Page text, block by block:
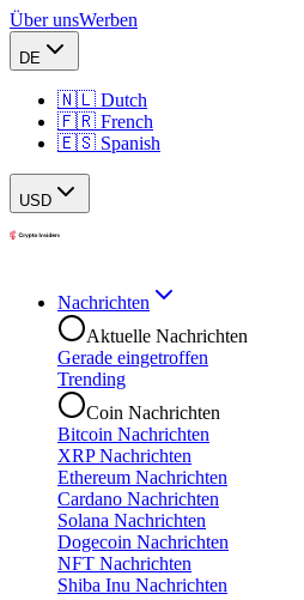
Über unsWerben
DE
🇳🇱 Dutch
🇫🇷 French
🇪🇸 Spanish
USD
Nachrichten
Aktuelle Nachrichten
Gerade eingetroffen
Trending
Coin Nachrichten
Bitcoin Nachrichten
XRP Nachrichten
Ethereum Nachrichten
Cardano Nachrichten
Solana Nachrichten
Dogecoin Nachrichten
NFT Nachrichten
Shiba Inu Nachrichten